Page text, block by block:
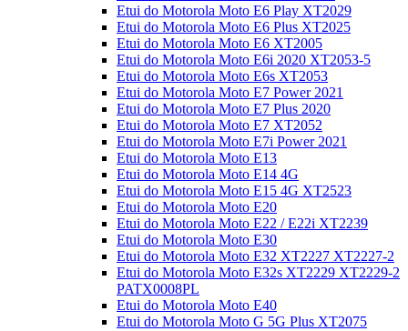
Etui do Motorola Moto E6 Play XT2029
Etui do Motorola Moto E6 Plus XT2025
Etui do Motorola Moto E6 XT2005
Etui do Motorola Moto E6i 2020 XT2053-5
Etui do Motorola Moto E6s XT2053
Etui do Motorola Moto E7 Power 2021
Etui do Motorola Moto E7 Plus 2020
Etui do Motorola Moto E7 XT2052
Etui do Motorola Moto E7i Power 2021
Etui do Motorola Moto E13
Etui do Motorola Moto E14 4G
Etui do Motorola Moto E15 4G XT2523
Etui do Motorola Moto E20
Etui do Motorola Moto E22 / E22i XT2239
Etui do Motorola Moto E30
Etui do Motorola Moto E32 XT2227 XT2227-2
Etui do Motorola Moto E32s XT2229 XT2229-2
PATX0008PL
Etui do Motorola Moto E40
Etui do Motorola Moto G 5G Plus XT2075